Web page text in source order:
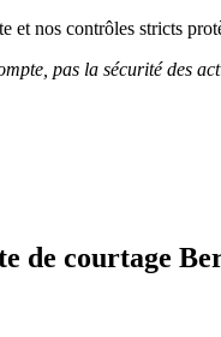
et nos contrôles stricts
pas la sécurité des
de courtage